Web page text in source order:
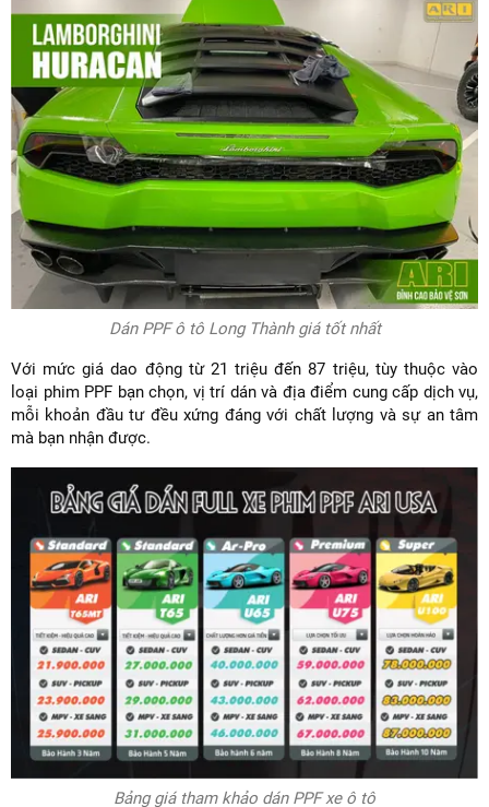
Dán PPF ô tô Long Thành giá tốt nhất
Với mức giá dao động từ 21 triệu đến 87 triệu, tùy thuộc vào
loại phim PPF bạn chọn, vị trí dán và địa điểm cung cấp dịch vụ,
mỗi khoản đầu tư đều xứng đáng với chất lượng và sự an tâm
mà bạn nhận được.
Bảng giá tham khảo dán PPF xe ô tô